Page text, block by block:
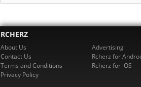
RCHERZ
About Us
Contact Us
Terms and Conditions
Privacy Policy
Advertising
Rcherz for
Rcherz for iOS